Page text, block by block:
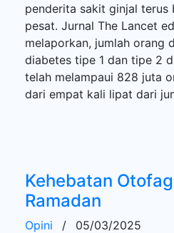
penderita sakit ginjal terus
pesat. Jurnal The Lancet
melaporkan, jumlah orang
diabetes tipe 1 dan tipe 2
telah melampaui 828 juta
dari empat kali lipat dari
Kehebatan
Ramadan
Opini /
05/03/2025